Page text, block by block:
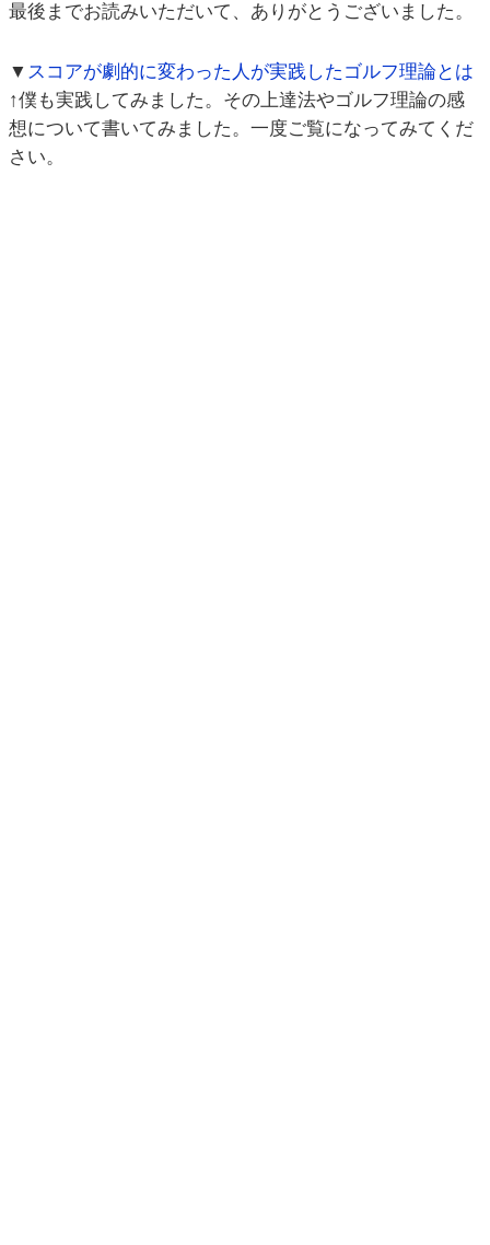
最後までお読みいただいて、ありがとうございました。
▼ スコアが劇的に変わった人が実践したゴルフ理論とは
↑僕も実践してみました。その上達法やゴルフ理論の感
想について書いてみました。一度ご覧になってみてくだ
さい。